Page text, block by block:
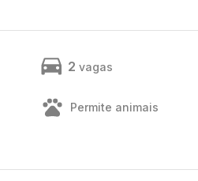
2 vagas
Permite animais